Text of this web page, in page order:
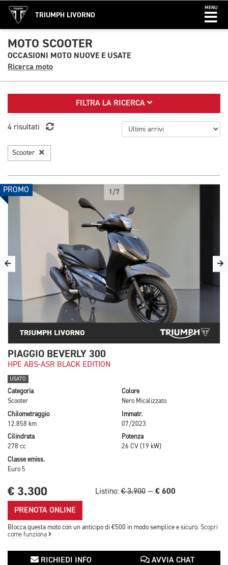
TRIUMPH LIVORNO
MENU
MOTO SCOOTER
OCCASIONI MOTO NUOVE E USATE
Ricerca moto
FILTRA LA RICERCA
4 risultati
Scooter
PROMO 1/7
PIAGGIO BEVERLY 300
HPE ABS-ASR BLACK EDITION
USATO
Categoria
Scooter
Colore
Nero Micalizzato
Chilometraggio
12.858 km
Immatr.
07/2023
Cilindrata
278 cc
Potenza
26 CV (19 kW)
Classe emiss.
Euro 5
€ 3.300 Listino:€ 3.900 — € 600
PRENOTA ONLINE
Blocca questa moto con un anticipo di €500 in modo semplice e sicuro. Scopri
come funziona
RICHIEDI INFO AVVIA CHAT